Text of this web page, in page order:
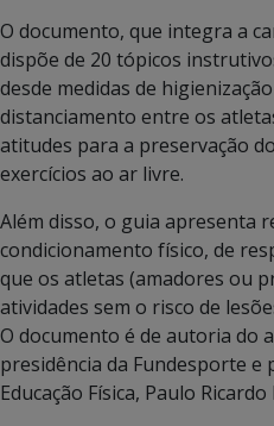
O documento, que integra a
dispõe de 20 tópicos
desde medidas de
distanciamento entre os
atitudes para a preservação
exercícios ao ar livre.
Além disso, o guia apresenta
condicionamento físico, de
que os atletas (amadores ou
atividades sem o risco de
O documento é de autoria do
presidência da Fundesporte
Educação Física, Paulo